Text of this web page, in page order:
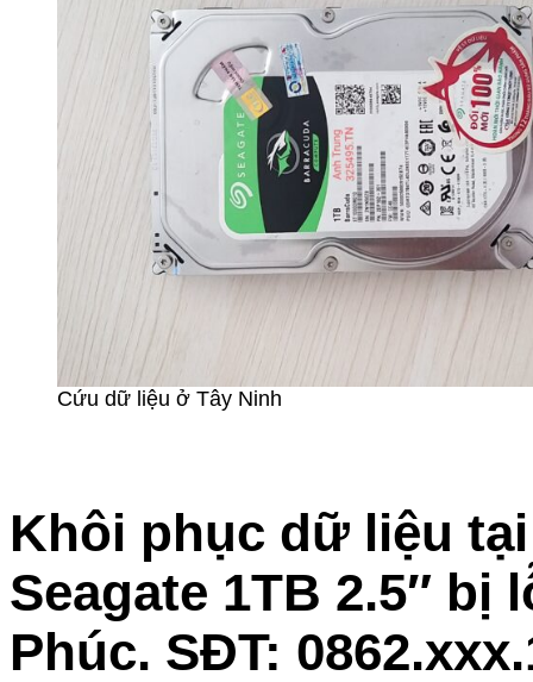
Cứu dữ liệu ở Tây Ninh
Khôi phục dữ liệu
Seagate 1TB 2.5″ bị
Phúc. SĐT: